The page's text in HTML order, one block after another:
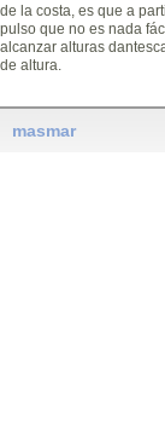
de la costa, es que a
pulso que no es nada
alcanzar alturas
de altura.
masmar